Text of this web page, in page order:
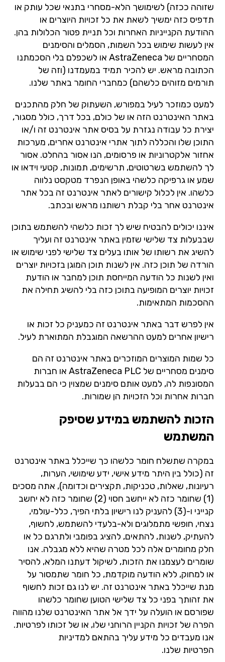
שזוהה ככזה) לשימושך הלא-מסחרי בתנאי שכל עותק או
תדפיס כזה ימשיך לשאת את כל זכויות היוצרים או
ההודעת הקנייניות האחרות וכל תניית פטור הכלולות בהן.
אין לעשות שימוש בכל השמות, הסמלים והסימנים
המסחריים של AstraZeneca או לשכפלם בלי הסכמתנו
הכתובה מראש. יש להכיר תמיד במעמדנו (וזה של
תורמים מזוהים כלשהם) כמחברי החומר באתר שלנו.
למעט כמוזכר לעיל במפורש, השעתוק של חלק מהתכנים
באתר האינטרנט הזה או של כולם, בכל דרך, כולל מסגור,
יצירת כל עבודה נגזרת על בסיס אתר אינטרנט זה ו/או
התוכן שלו והכללה לתוך אתרי אינטרנט אחרים, מערכות
אחזור אלקטרוניות או פרסומים, הנו אסור בהחלט. אסור
לך להשתמש בשרטוטים, תרשימים, תמונות, קטעי וידאו או
שמע או גרפיקה כלשהי באופן הנפרד מטקסט נלווה
כלשהו. אין לכלול קישורים לאתר אינטרנט זה בכל אתר
אינטרנט אחר בלי קבלת רשותנו מראש ובכתב.
איננו יכולים להבטיח שיש לך זכות כלשהי להשתמש בתוכן
שבבעלות צד שלישי שזמין באתר אינטרנט זה ועליך
להשיג את רשותו של אותו בעלים צד שלישי לפני שימוש או
הורדה של תוכן כזה. אין לשנות תוכן המוגן בזכויות יוצרים
ואין לשנות כל הודעה המייחסת תוכן למחבר או הודעת
זכויות יוצרים המופיעה בתוכן כזה בלי להשיג תחילה את
ההסכמות המתאימות.
אין לפרש דבר באתר אינטרנט זה כמעניק כל זכות או
רישיון אחרים למעט ההרשאה המוגבלת המתוארת לעיל.
כל שמות המוצרים המוזכרים באתר אינטרנט זה הם
סימנים מסחריים של AstraZeneca PLC או חברות
המסונפות לה, למעט אותם סימנים שמצוין כי הם בבעלות
חברות אחרות וכל הזכויות הן שמורות.
הזכות להשתמש במידע שסיפק
המשתמש
במקרה שתשלח חומר כלשהו כך שייכלל באתר אינטרנט
זה (כולל בין היתר מידע אישי, ידע שימושי, הערות,
רעיונות, שאלות, טכניקות, תקצירים וכדומה), אתה מסכים
(1) שחומר כזה לא ייחשב חסוי (2) שחומר כזה לא יחשב
קנייני ו-(3) להעניק לנו רישיון בלתי הפיך, כלל-עולמי,
נצחי, חופשי מתמלוגים ולא-בלעדי להשתמש, לחשוף,
להעתיק, לשנות, להתאים, להציג בפומבי ולתרגם כל או
חלק מחומרים אלה לכל מטרה שהיא ללא מגבלה. אנו
שומרים לעצמנו את הזכות, לשיקול דעתנו המלא, להסיר
או למחוק, ללא הודעה מוקדמת, כל חומר שתמסור על
מנת שייכלל באתר אינטרנט זה. יש לנו גם זכות לחשוף
את זהותך בפני כל צד שלישי הטוען שחומר כלשהו
שפורסם או הועלה על ידך אל אתר האינטרנט שלנו מהווה
הפרה של זכויות הקניין הרוחני שלו, או של זכותו לפרטיות.
אנו מעבדים כל מידע עליך בהתאםלמדיניות
הפרטיותשלנו.